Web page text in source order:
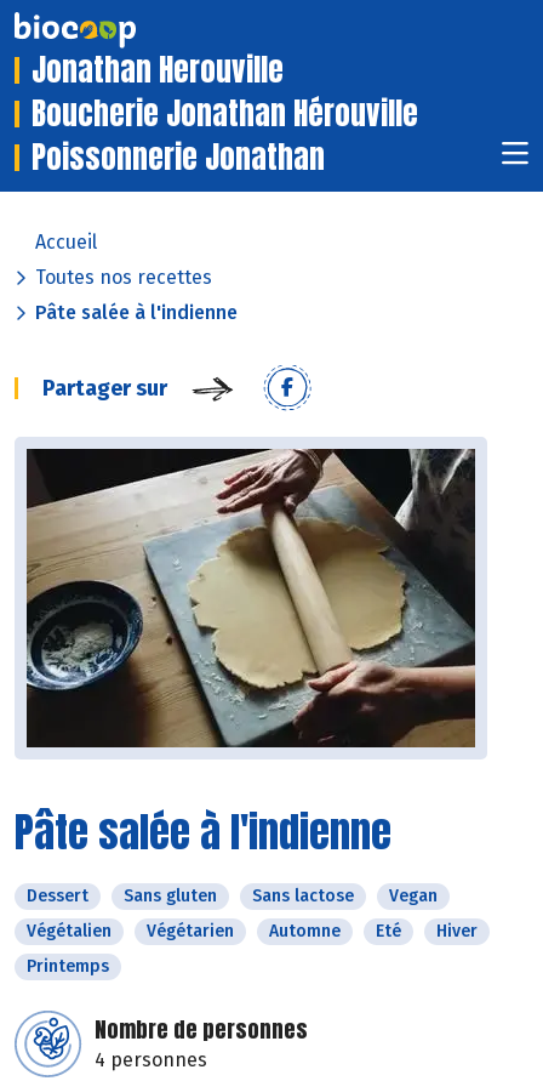
Jonathan Herouville
Boucherie Jonathan Hérouville
Poissonnerie Jonathan
Accueil
Toutes nos recettes
Pâte salée à l'indienne
Partager sur
Pâte salée à l'indienne
Dessert Sans gluten Sans lactose
Vegan
Végétalien
Végétarien Automne Eté
Hiver
Printemps
Nombre de personnes
4 personnes